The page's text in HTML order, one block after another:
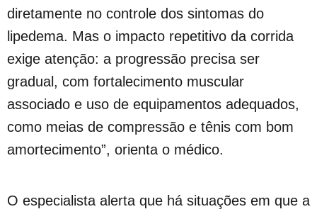
diretamente no controle dos sintomas do
lipedema. Mas o impacto repetitivo da corrida
exige atenção: a progressão precisa ser
gradual, com fortalecimento muscular
associado e uso de equipamentos adequados,
como meias de compressão e tênis com bom
amortecimento”, orienta o médico.
O especialista alerta que há situações em que a